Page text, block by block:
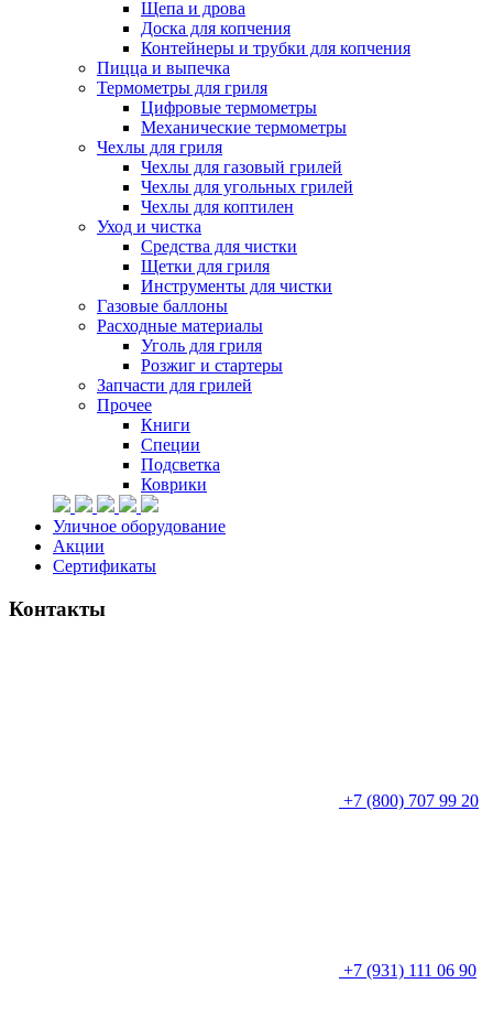
Щепа и дрова
Доска для копчения
Контейнеры и трубки для копчения
Пицца и выпечка
Термометры для гриля
Цифровые термометры
Механические термометры
Чехлы для гриля
Чехлы для газовый грилей
Чехлы для угольных грилей
Чехлы для коптилен
Уход и чистка
Средства для чистки
Щетки для гриля
Инструменты для чистки
Газовые баллоны
Расходные материалы
Уголь для гриля
Розжиг и стартеры
Запчасти для грилей
Прочее
Книги
Специи
Подсветка
Коврики
Уличное оборудование
Акции
Сертификаты
Контакты
+7 (800) 707 99 20
+7 (931) 111 06 90